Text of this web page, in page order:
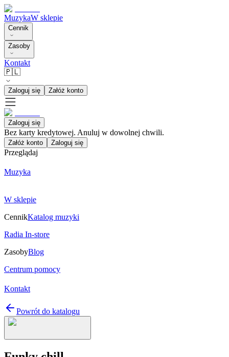
MuzykaW sklepie
Cennik
Zasoby
Kontakt
🇵🇱
Zaloguj się Załóż konto
Zaloguj się
Bez karty kredytowej. Anuluj w dowolnej chwili.
Załóż konto Zaloguj się
Przeglądaj
Muzyka
W sklepie
CennikKatalog muzyki
Radia In-store
ZasobyBlog
Centrum pomocy
Kontakt
Powrót do katalogu